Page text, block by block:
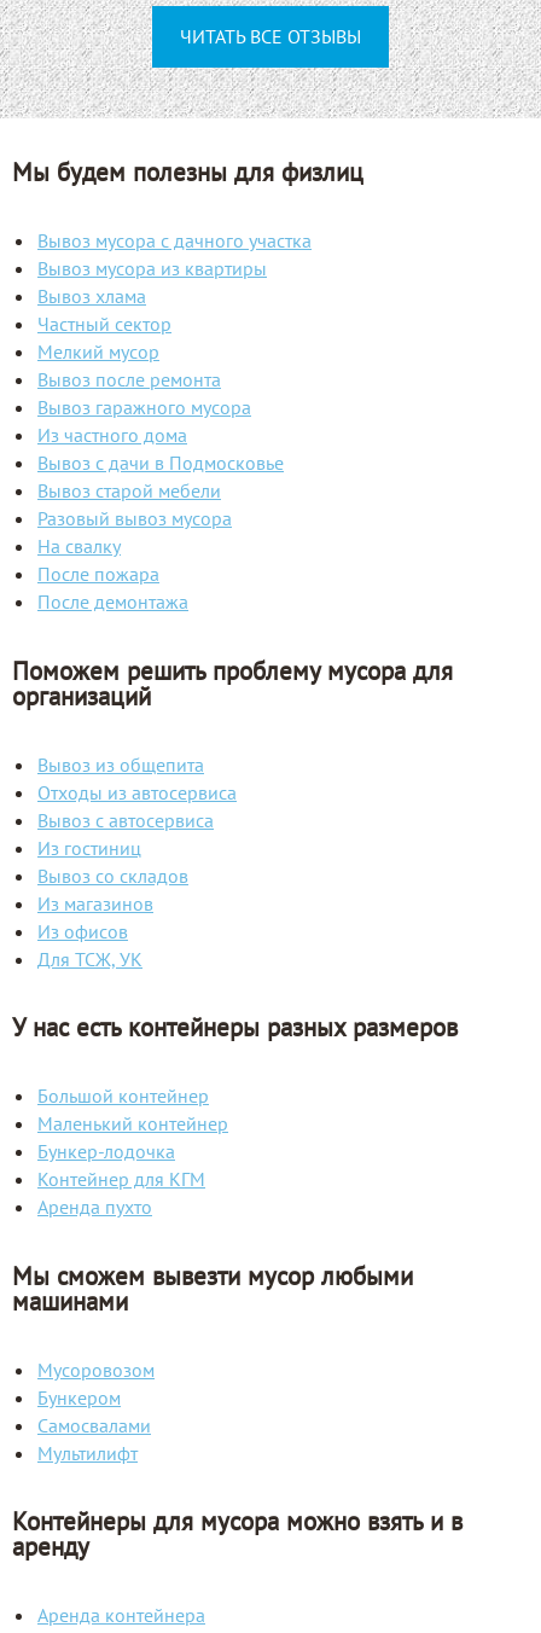
ЧИТАТЬ ВСЕ ОТЗЫВЫ
Мы будем полезны для физлиц
Вывоз мусора с дачного участка
Вывоз мусора из квартиры
Вывоз хлама
Частный сектор
Мелкий мусор
Вывоз после ремонта
Вывоз гаражного мусора
Из частного дома
Вывоз с дачи в Подмосковье
Вывоз старой мебели
Разовый вывоз мусора
На свалку
После пожара
После демонтажа
Поможем решить проблему мусора для
организаций
Вывоз из общепита
Отходы из автосервиса
Вывоз с автосервиса
Из гостиниц
Вывоз со складов
Из магазинов
Из офисов
Для ТСЖ, УК
У нас есть контейнеры разных размеров
Большой контейнер
Маленький контейнер
Бункер-лодочка
Контейнер для КГМ
Аренда пухто
Мы сможем вывезти мусор любыми
машинами
Мусоровозом
Бункером
Самосвалами
Мультилифт
Контейнеры для мусора можно взять и в
аренду
Аренда контейнера